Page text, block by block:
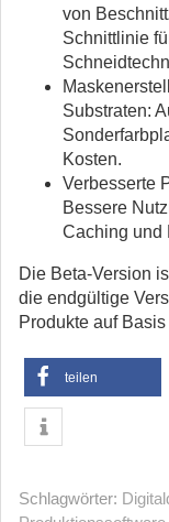
von
Schnittlinie
Substraten:
Kosten.
Verbesserte
Bessere
Caching und
Die Beta-Version
die endgültige
Produkte auf
teilen
Schlagwörter: